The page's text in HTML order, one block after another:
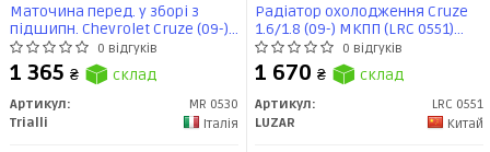
Маточина перед. у зборі з
підшипн. Chevrolet Cruze (09-)
R-15 ABS (MR 0530) Trialli
0 відгуків
1 365 ₴ склад
Артикул:
MR 0530
Trialli
Італія
Радіатор охолодження Cruze
1.6/1.8 (09-) МКПП (LRC 0551)
Luzar
0 відгуків
1 670 ₴ склад
Артикул:
LRC 0551
LUZAR
Китай